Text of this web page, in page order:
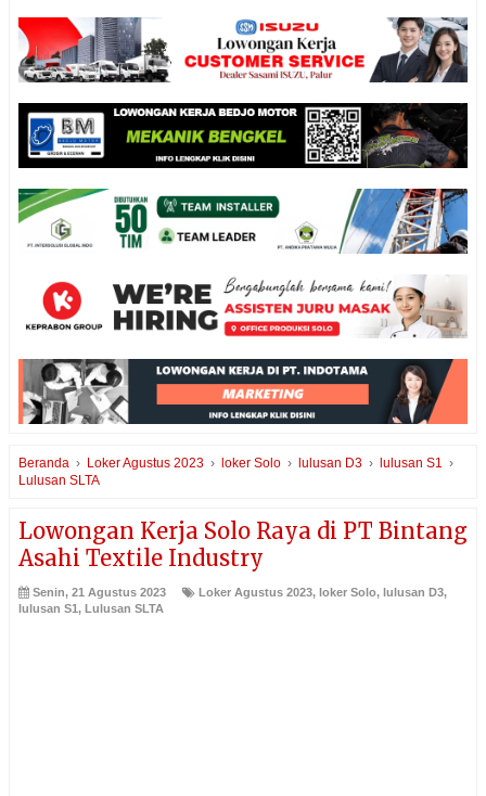
Beranda › Loker Agustus 2023 › loker Solo › lulusan D3 › lulusan S1 ›
Lulusan SLTA
Lowongan Kerja Solo Raya di PT Bintang
Asahi Textile Industry
Senin, 21 Agustus 2023 Loker Agustus 2023, loker Solo, lulusan D3,
lulusan S1, Lulusan SLTA